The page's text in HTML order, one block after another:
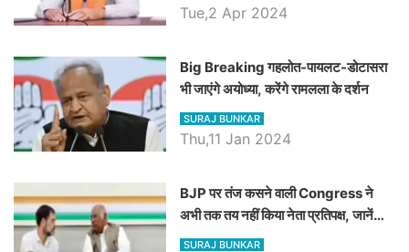
Tue,2 Apr 2024
Big Breaking गहलोत-पायलट-डोटासरा
भी जाएंगे अयोध्या, करेंगे रामलला के दर्शन
SURAJ BUNKAR
Thu,11 Jan 2024
BJP पर तंज कसने वाली Congress ने
अभी तक तय नहीं किया नेता प्रतिपक्ष, जानें
कौन होगा दावेदार
SURAJ BUNKAR